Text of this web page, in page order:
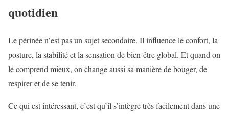
quotidien
Le périnée n’est pas un sujet secondaire. Il influence le confort, la
posture, la stabilité et la sensation de bien-être global. Et quand on
le comprend mieux, on change aussi sa manière de bouger, de
respirer et de se tenir.
Ce qui est intéressant, c’est qu’il s’intègre très facilement dans une